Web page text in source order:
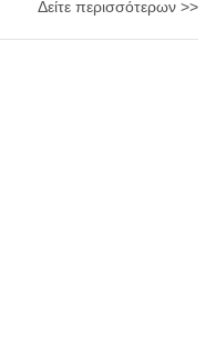
Δείτε περισσότερων >>